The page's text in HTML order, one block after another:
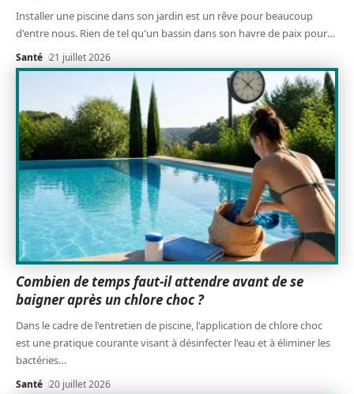
Installer une piscine dans son jardin est un rêve pour beaucoup
d'entre nous. Rien de tel qu'un bassin dans son havre de paix pour…
Santé 21 juillet 2026
Combien de temps faut-il attendre avant de se
baigner après un chlore choc ?
Dans le cadre de l'entretien de piscine, l'application de chlore choc
est une pratique courante visant à désinfecter l'eau et à éliminer les
bactéries…
Santé 20 juillet 2026